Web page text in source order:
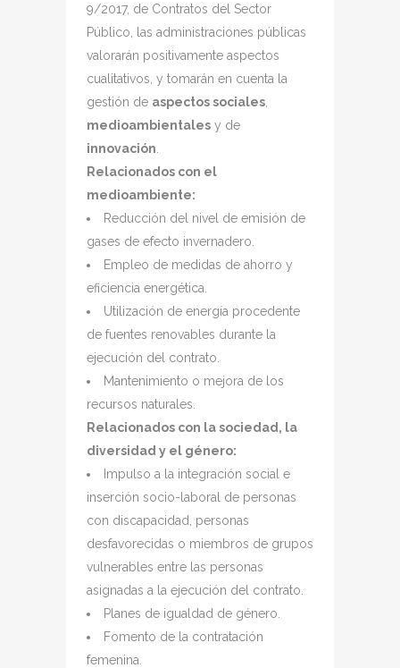
9/2017, de Contratos del Sector
Público, las administraciones públicas
valorarán positivamente aspectos
cualitativos, y tomarán en cuenta la
gestión de aspectos sociales
medioambientales y de
innovación
Relacionados con el
medioambiente:
Reducción del nivel de emisión de
gases de efecto invernadero.
Empleo de medidas de ahorro y
eficiencia energética.
Utilización de energía procedente
de fuentes renovables durante la
ejecución del contrato.
Mantenimiento o mejora de los
recursos naturales.
Relacionados con la sociedad, la
diversidad y el género:
Impulso a la integración social e
inserción socio-laboral de personas
con discapacidad, personas
desfavorecidas o miembros de grupos
vulnerables entre las personas
asignadas a la ejecución del contrato.
Planes de igualdad de género.
Fomento de la contratación
femenina.